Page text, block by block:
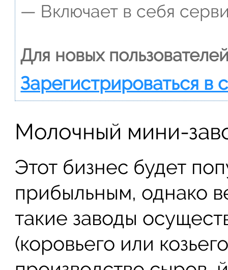
— Включает в себя
Для новых
Зарегистрироваться в
Молочный мини-
Этот бизнес будет
прибыльным, однако
такие заводы
(коровьего или